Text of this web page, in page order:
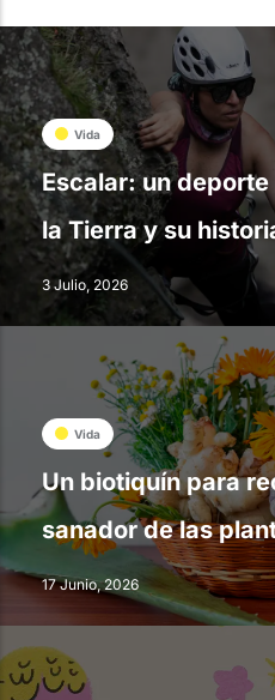
Vida
Escalar: un
la Tierra y su
3 Julio, 2026
Vida
Un biotiquín para
sanador de las
17 Junio, 2026